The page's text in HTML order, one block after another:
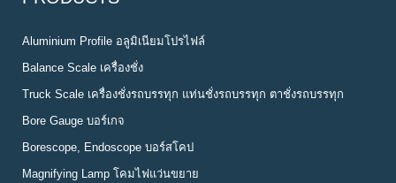
Aluminium Profile อลูมิเนียมโปรไฟล์
Balance Scale เครื่องชั่ง
Truck Scale เครื่องชั่งรถบรรทุก แท่นชั่งรถบรรทุก ตาชั่งรถบรรทุก
Bore Gauge บอร์เกจ
Borescope, Endoscope บอร์สโคป
Magnifying Lamp โคมไฟแว่นขยาย